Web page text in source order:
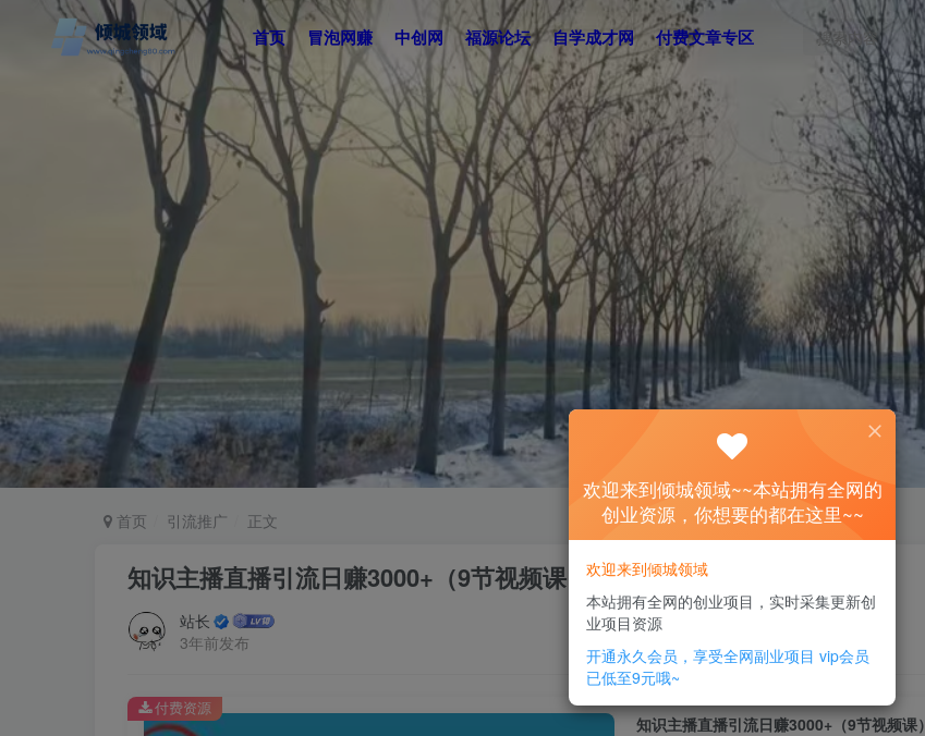
首页 冒泡网赚 中创网 福源论坛 自学成才网 付费文章专区
首页 引流推广 正文
知识主播直播引流日赚3000+（9节视频课）
站长
3年前发布
知识主播直播引流日赚3000+（9节视频课）
付费资源
欢迎来到倾城领域~~本站拥有全网的
创业资源，你想要的都在这里~~
欢迎来到倾城领域
本站拥有全网的创业项目，实时采集更新创
业项目资源
开通永久会员，享受全网副业项目 vip会员
已低至9元哦~